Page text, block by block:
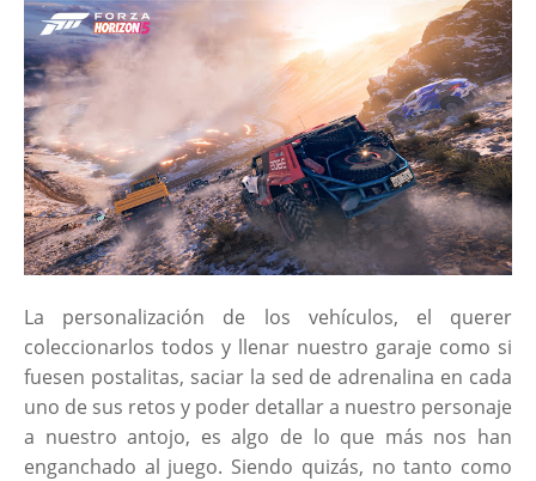
La personalización de los vehículos, el querer
coleccionarlos todos y llenar nuestro garaje como si
fuesen postalitas, saciar la sed de adrenalina en cada
uno de sus retos y poder detallar a nuestro personaje
a nuestro antojo, es algo de lo que más nos han
enganchado al juego. Siendo quizás, no tanto como